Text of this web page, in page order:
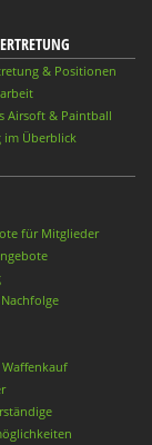
& Positionen
Airsoft & Paintball
im Überblick
für Mitglieder